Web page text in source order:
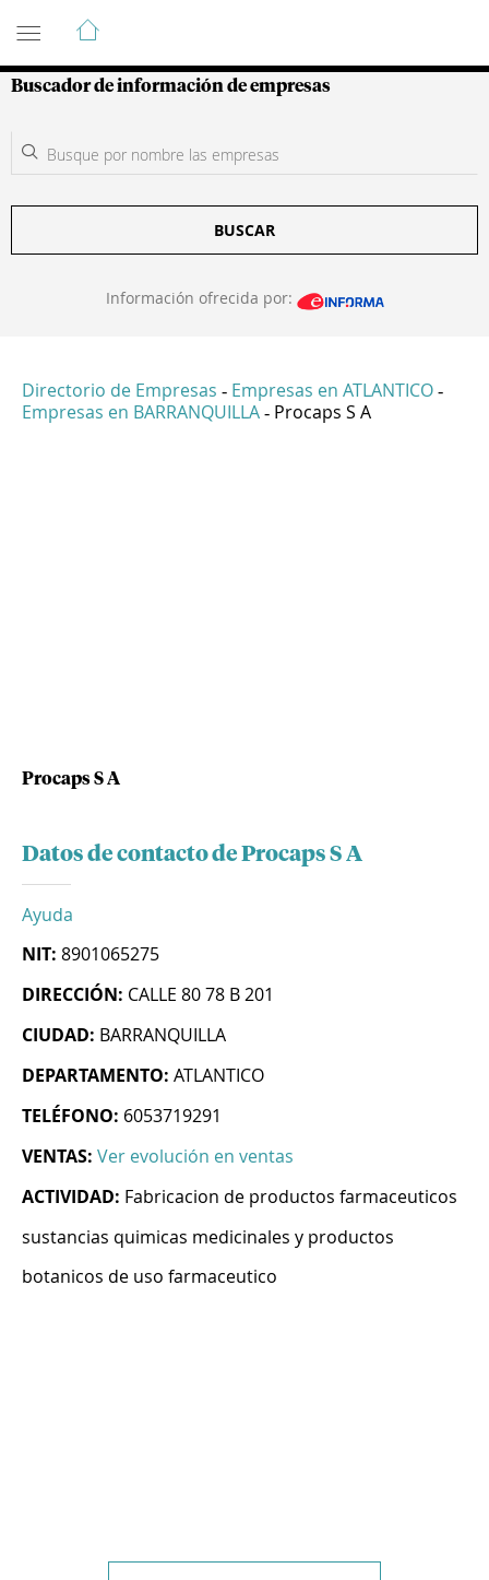
Guía de Empresas Colombianas
Buscador de información de empresas
BUSCAR
Información ofrecida por:
Directorio de Empresas - Empresas en ATLANTICO -
Empresas en BARRANQUILLA - Procaps S A
Procaps S A
Datos de contacto de Procaps S A
Ayuda
NIT: 8901065275
DIRECCIÓN: CALLE 80 78 B 201
CIUDAD: BARRANQUILLA
DEPARTAMENTO: ATLANTICO
TELÉFONO: 6053719291
VENTAS: Ver evolución en ventas
ACTIVIDAD: Fabricacion de productos farmaceuticos
sustancias quimicas medicinales y productos
botanicos de uso farmaceutico